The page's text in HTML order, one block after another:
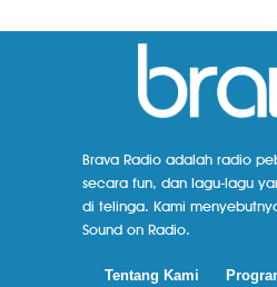
Brava Radio adalah radio
secara fun, dan lagu-lagu
di telinga. Kami
Sound on Radio.
Tentang Kami